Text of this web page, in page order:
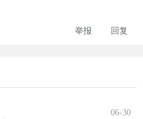
回复
举报
06-30